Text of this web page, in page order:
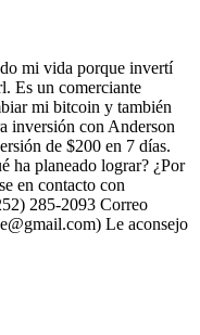
mi vida porque invertí
Es un comerciante
mi bitcoin y también
inversión con Anderson
de $200 en 7 días.
ha planeado lograr? ¿Por
en contacto con
285-2093 Correo
) Le aconsejo